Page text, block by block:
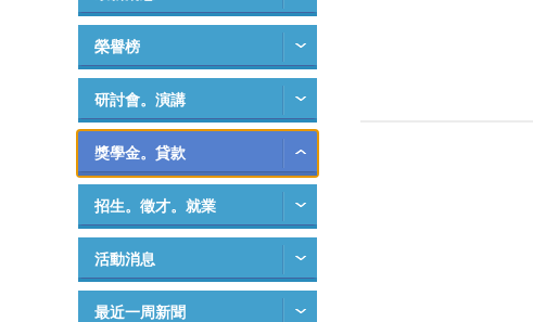
榮譽榜
研討會。演講
獎學金。貸款
招生。徵才。就業
活動消息
最近一周新聞